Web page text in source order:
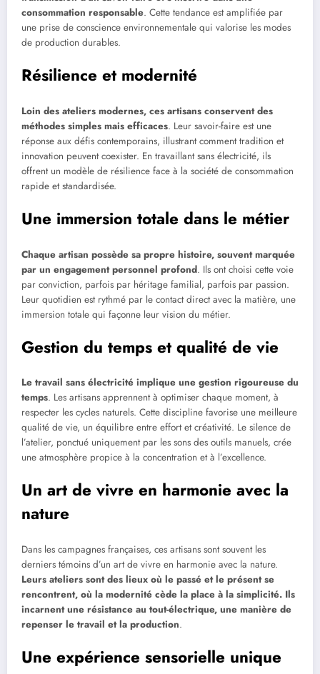
consommation responsable. Cette tendance est amplifiée par
une prise de conscience environnementale qui valorise les modes
de production durables.
Résilience et modernité
Loin des ateliers modernes, ces artisans conservent des
méthodes simples mais efficaces. Leur savoir-faire est une
réponse aux défis contemporains, illustrant comment tradition et
innovation peuvent coexister. En travaillant sans électricité, ils
offrent un modèle de résilience face à la société de consommation
rapide et standardisée.
Une immersion totale dans le métier
Chaque artisan possède sa propre histoire, souvent marquée
par un engagement personnel profond. Ils ont choisi cette voie
par conviction, parfois par héritage familial, parfois par passion.
Leur quotidien est rythmé par le contact direct avec la matière, une
immersion totale qui façonne leur vision du métier.
Gestion du temps et qualité de vie
Le travail sans électricité implique une gestion rigoureuse du
temps. Les artisans apprennent à optimiser chaque moment, à
respecter les cycles naturels. Cette discipline favorise une meilleure
qualité de vie, un équilibre entre effort et créativité. Le silence de
l’atelier, ponctué uniquement par les sons des outils manuels, crée
une atmosphère propice à la concentration et à l’excellence.
Un art de vivre en harmonie avec la
nature
Dans les campagnes françaises, ces artisans sont souvent les
derniers témoins d’un art de vivre en harmonie avec la nature.
Leurs ateliers sont des lieux où le passé et le présent se
rencontrent, où la modernité cède la place à la simplicité. Ils
incarnent une résistance au tout-électrique, une manière de
repenser le travail et la production.
Une expérience sensorielle unique